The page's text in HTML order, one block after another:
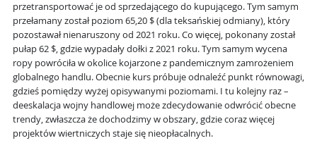
przetransportować je od sprzedającego do kupującego. Tym samym
przełamany został poziom 65,20 $ (dla teksańskiej odmiany), który
pozostawał nienaruszony od 2021 roku. Co więcej, pokonany został
pułap 62 $, gdzie wypadały dołki z 2021 roku. Tym samym wycena
ropy powróciła w okolice kojarzone z pandemicznym zamrożeniem
globalnego handlu. Obecnie kurs próbuje odnaleźć punkt równowagi,
gdzieś pomiędzy wyżej opisywanymi poziomami. I tu kolejny raz –
deeskalacja wojny handlowej może zdecydowanie odwrócić obecne
trendy, zwłaszcza że dochodzimy w obszary, gdzie coraz więcej
projektów wiertniczych staje się nieopłacalnych.